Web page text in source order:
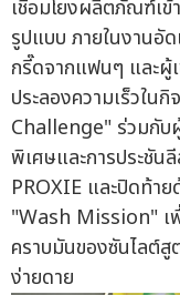
เชื่อมโยงผลิตภัณฑ์เ
รูปแบบ ภายในงานอั
กรี๊ดจากแฟนๆ และผู้
ประลองความเร็วใ
Challenge" ร่วมกับ
พิเศษและการประชั
PROXIE และปิดท้า
"Wash Mission" เ
คราบมันของซันไลต์สู
ง่ายดาย